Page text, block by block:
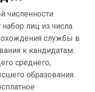
численности
лиц из числа
службы в
к кандидатам:
среднего,
образования.